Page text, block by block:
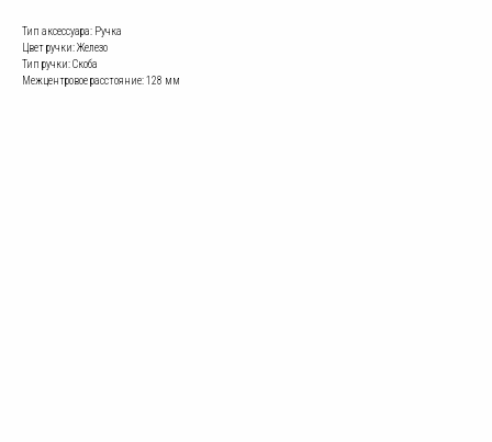
Тип аксессуара: Ручка
Цвет ручки: Железо
Тип ручки: Скоба
Межцентровое расстояние: 128 мм